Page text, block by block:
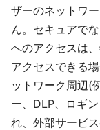
ザーのネットワ
ん。セキュアで
へのアクセスは
アクセスできる
ットワーク周辺(
ー、DLP、ロギ
れ、外部サービ